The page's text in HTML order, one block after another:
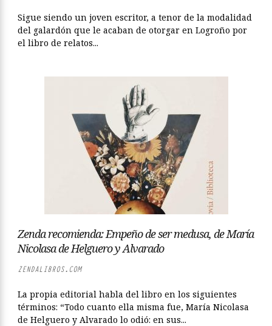
Sigue siendo un joven escritor, a tenor de la modalidad
del galardón que le acaban de otorgar en Logroño por
el libro de relatos...
Zenda recomienda: Empeño de ser medusa, de María
Nicolasa de Helguero y Alvarado
ZENDALIBROS.COM
La propia editorial habla del libro en los siguientes
términos: “Todo cuanto ella misma fue, María Nicolasa
de Helguero y Alvarado lo odió: en sus...